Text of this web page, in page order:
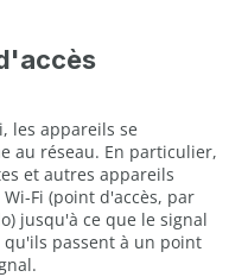
les appareils se
au réseau. En particulier,
et autres appareils
Fi (point d'accès, par
jusqu'à ce que le signal
qu'ils passent à un point